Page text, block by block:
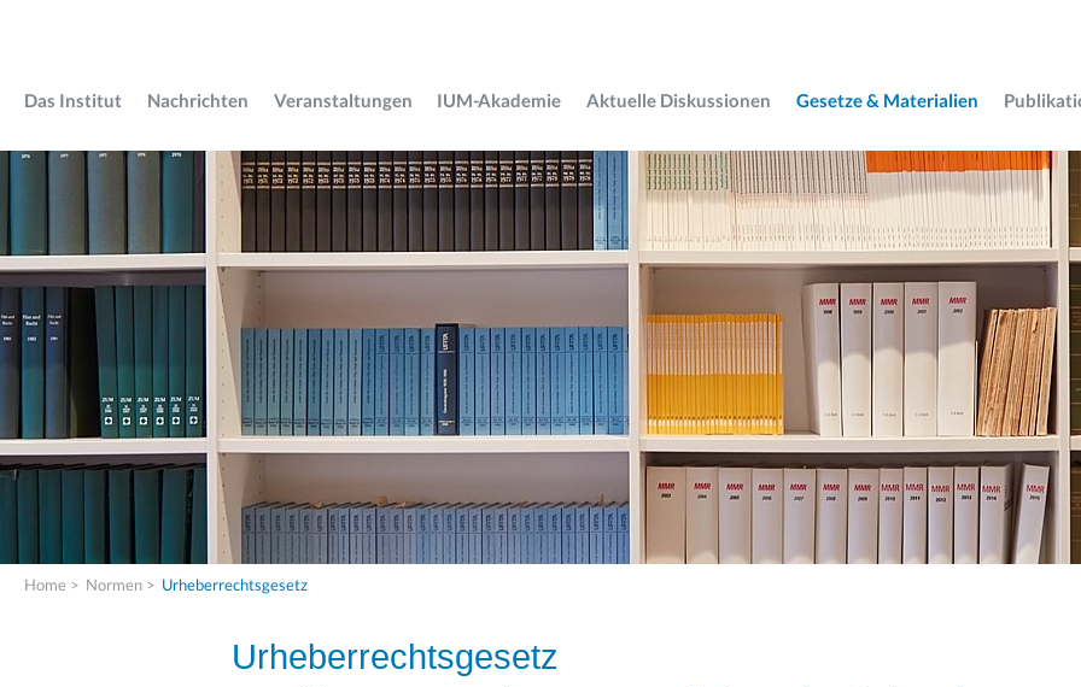
Das Institut Nachrichten Veranstaltungen IUM-Akademie Aktuelle Diskussionen Gesetze & Materialien
Home > Normen > Urheberrechtsgesetz
Urheberrechtsgesetz